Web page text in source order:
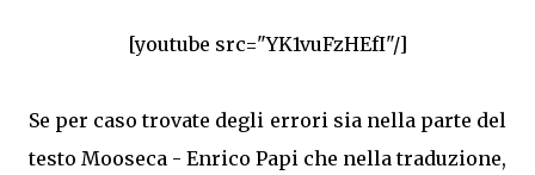
[youtube src="YK1vuFzHEfI"/]
Se per caso trovate degli errori sia nella parte del
testo Mooseca - Enrico Papi che nella traduzione,